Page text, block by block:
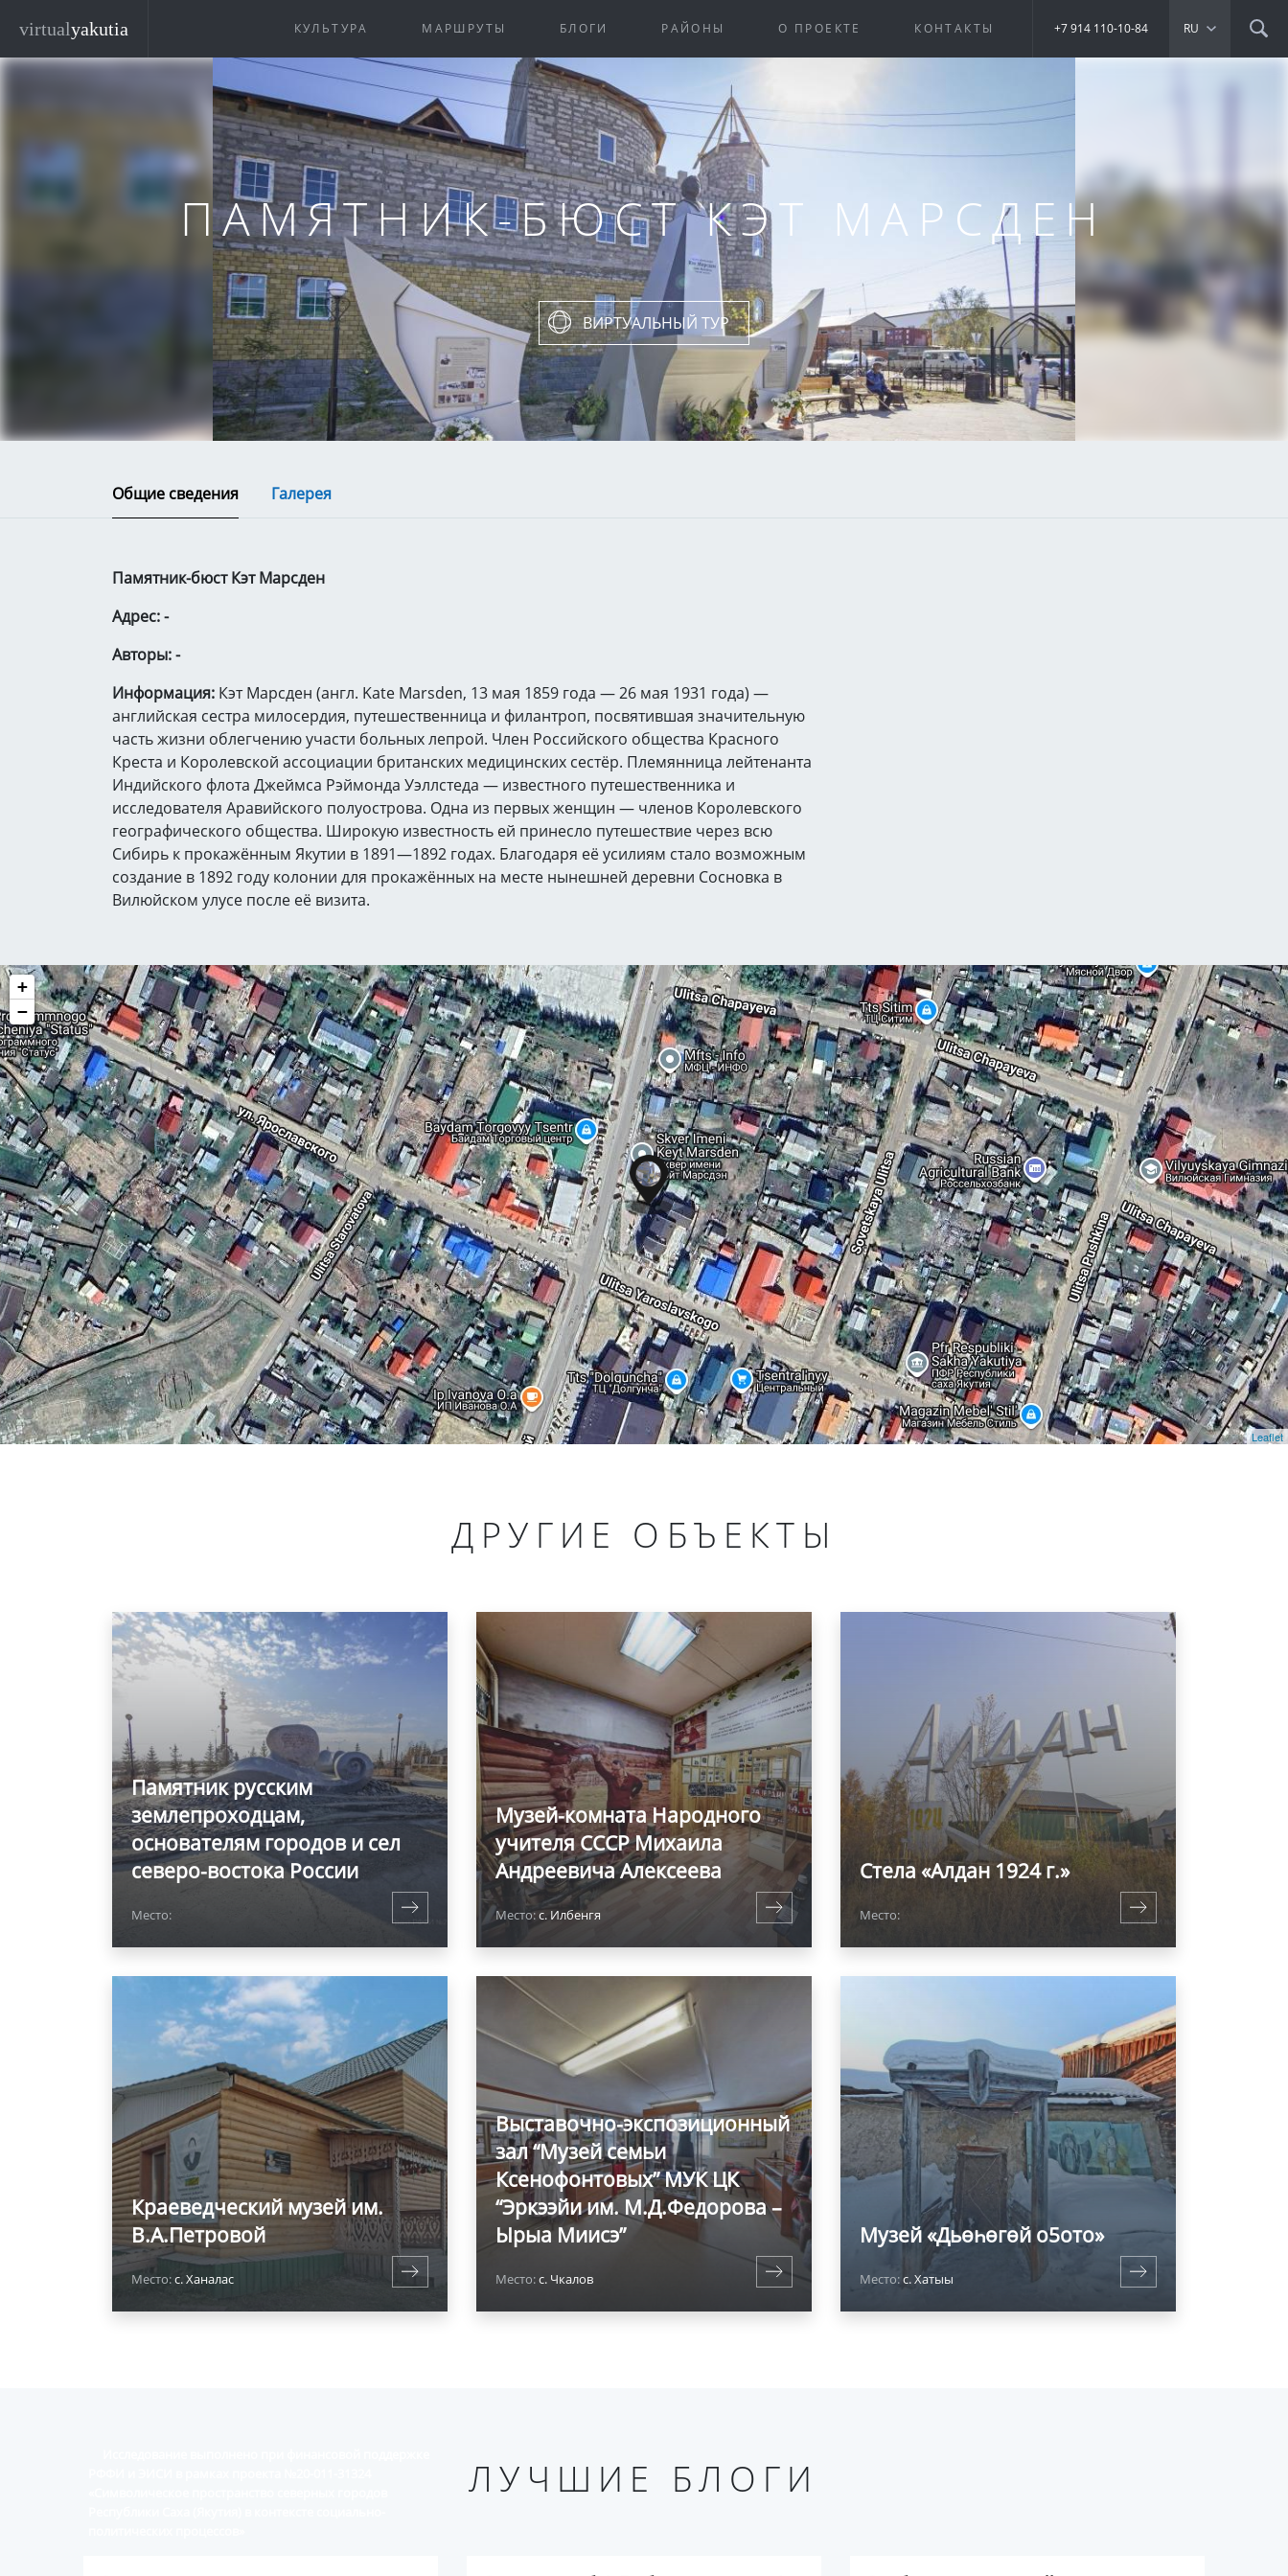
virtualyakutia КУЛЬТУРА МАРШРУТЫ БЛОГИ РАЙОНЫ О ПРОЕКТЕ КОНТАКТЫ RU
+7 914 110-10-84
ПАМЯТНИК-БЮСТ КЭТ МАРСДЕН
ВИРТУАЛЬНЫЙ ТУР
Общие сведения Галерея
Памятник-бюст Кэт Марсден
Адрес: -
Авторы: -
Информация: Кэт Марсден (англ. Kate Marsden, 13 мая 1859 года — 26 мая 1931 года) —
английская сестра милосердия, путешественница и филантроп, посвятившая значительную
часть жизни облегчению участи больных лепрой. Член Российского общества Красного
Креста и Королевской ассоциации британских медицинских сестёр. Племянница лейтенанта
Индийского флота Джеймса Рэймонда Уэллстеда — известного путешественника и
исследователя Аравийского полуострова. Одна из первых женщин — членов Королевского
географического общества. Широкую известность ей принесло путешествие через всю
Сибирь к прокажённым Якутии в 1891—1892 годах. Благодаря её усилиям стало возможным
создание в 1892 году колонии для прокажённых на месте нынешней деревни Сосновка в
Вилюйском улусе после её визита.
+
−
Leaflet
ДРУГИЕ ОБЪЕКТЫ
Памятник русским
землепроходцам,
основателям городов и сел
северо-востока России
Место:
Музей-комната Народного
учителя СССР Михаила
Андреевича Алексеева
Место:с. Илбенгя
Стела «Алдан 1924 г.»
Место:
Краеведческий музей им.
В.А.Петровой
Место:с. Ханалас
Выставочно-экспозиционный
зал “Музей семьи
Ксенофонтовых” МУК ЦК
“Эркээйи им. М.Д.Федорова –
Ырыа Миисэ”
Место:с. Чкалов
Музей «Дьөһөгөй о5ото»
Место:с. Хатыы
ЛУЧШИЕ БЛОГИ